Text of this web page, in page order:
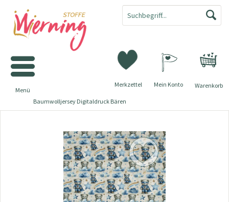
Warenkorb
Merkzettel Mein Konto
Menü
Baumwolljersey Digitaldruck Bären